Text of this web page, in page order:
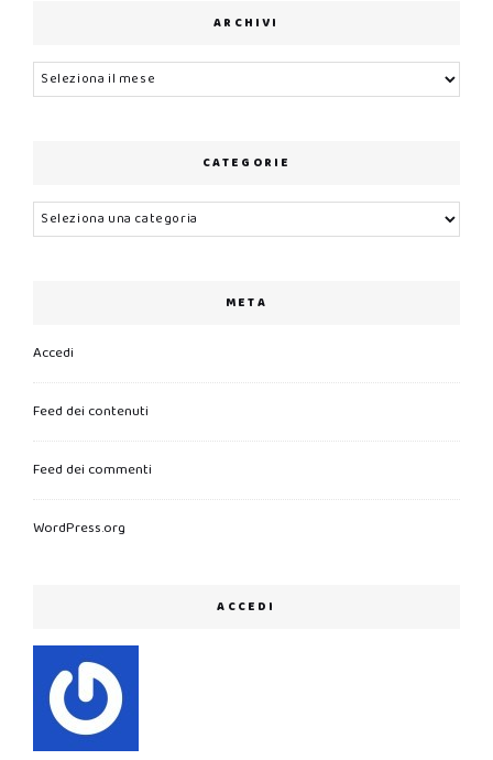
ARCHIVI
Archivi
CATEGORIE
Categorie
META
Accedi
Feed dei contenuti
Feed dei commenti
WordPress.org
ACCEDI